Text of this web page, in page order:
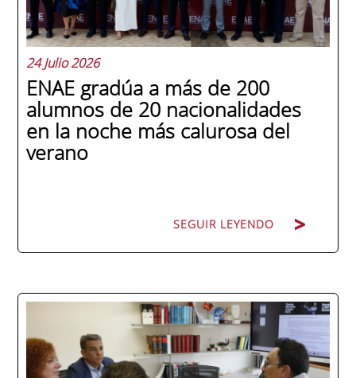
24 Julio 2026
ENAE gradúa a más de 200
alumnos de 20 nacionalidades
en la noche más calurosa del
verano
SEGUIR LEYENDO
La promoción 2025/2026 de ENAE Business
School se convirtió en una de las más
internacionales de la historia de la escuela
en una ceremonia celebrada en Murcia